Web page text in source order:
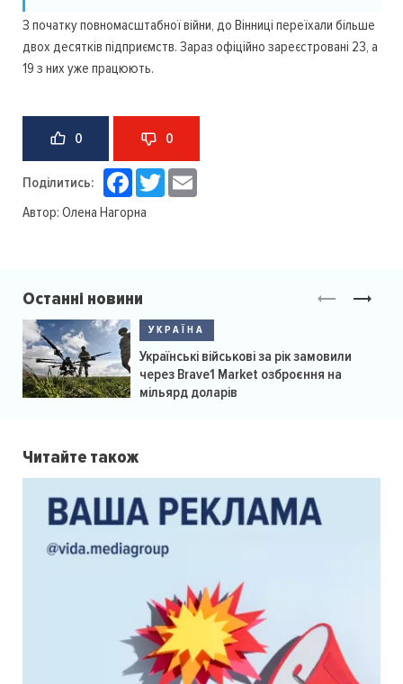
З початку повномасштабної війни, до Вінниці переїхали більше
двох десятків підприємств. Зараз офіційно зареєстровані 23, а
19 з них уже працюють.
0 0
Поділитись: Facebook
Twitter
Автор: Олена Нагорна
Останні новини
УКРАЇНА
Українські військові за рік замовили
через Brave1 Market озброєння на
мільярд доларів
Читайте також